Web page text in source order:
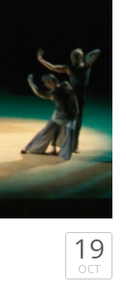
19
OCT